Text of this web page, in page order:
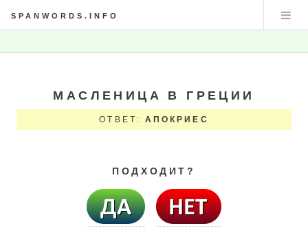
SPANWORDS.INFO
МАСЛЕНИЦА В ГРЕЦИИ
ОТВЕТ: АПОКРИЕС
ПОДХОДИТ?